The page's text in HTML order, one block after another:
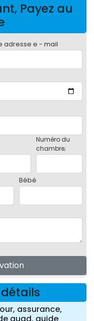
Payez au
adresse e - mail
Numéro du
chambre;
Bébé
assurance,